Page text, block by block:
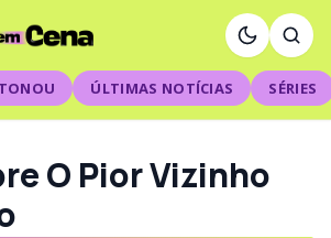
ÚLTIMAS NOTÍCIAS SÉRIES
O Pior Vizinho